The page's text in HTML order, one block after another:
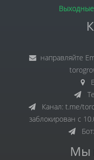
направляйте
Канал: t.me/
заблокирован с
Бот:
Мы